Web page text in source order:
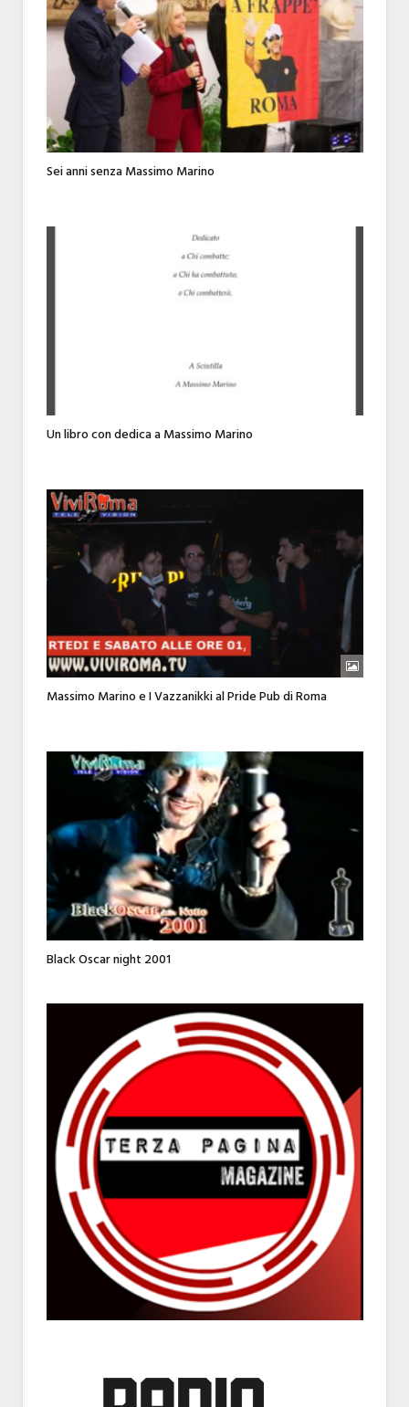
Sei anni senza Massimo Marino
Un libro con dedica a Massimo Marino
Massimo Marino e I Vazzanikki al Pride Pub di Roma
Black Oscar night 2001